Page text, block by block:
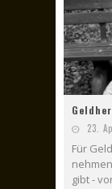
23.
Für
gibt -